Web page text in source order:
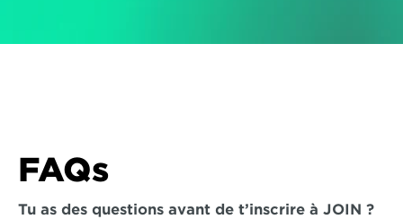
FAQs
Tu as des questions avant de t’inscrire à JOIN ?